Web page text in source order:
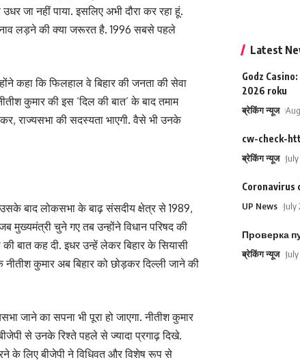
जा नहीं पाया. इसलिए अभी दौरा कर रहा हूं.
चुनाव लड़ने की क्या जरूरत है. 1996 सबसे पहले
कहा कि फिलहाल वे बिहार की जनता की सेवा
कुमार की इस ‘दिल की बात’ के बाद तमाम
राज्यसभा की सदस्यता भाएगी. वैसे भी उनके
बाद लोकसभा के बाढ़ संसदीय क्षेत्र से 1989,
चुने गए तब उन्होंने विधान परिषद की
बात कह दी. इधर उन्हें लेकर बिहार के सियासी
कुमार अब बिहार को छोड़कर दिल्ली जाने की
जाने का सपना भी पूरा हो जाएगा. नीतीश कुमार
से उनके रिश्ते पहले से ज्यादा प्रगाढ़ दिखे.
के लिए बीजेपी ने विधिवत और विशेष रूप से
Latest
Godz
2026 roku
ब्रेकिंग न्यूज
cw-check-
ब्रेकिंग न्यूज
Coronavirus
UP News July
Проверка
ब्रेकिंग न्यूज